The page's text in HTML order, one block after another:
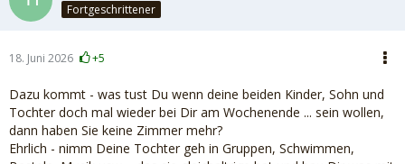
Fortgeschrittener
18. Juni 2026 +5
Dazu kommt - was tust Du wenn deine beiden Kinder, Sohn und
Tochter doch mal wieder bei Dir am Wochenende ... sein wollen,
dann haben Sie keine Zimmer mehr?
Ehrlich - nimm Deine Tochter geh in Gruppen, Schwimmen,